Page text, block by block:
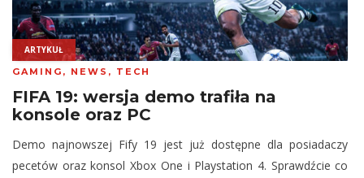
ARTYKUŁ
GAMING , NEWS , TECH
FIFA 19: wersja demo trafiła na
konsole oraz PC
Demo najnowszej Fify 19 jest już dostępne dla posiadaczy
pecetów oraz konsol Xbox One i Playstation 4. Sprawdźcie co